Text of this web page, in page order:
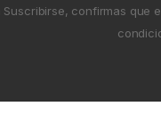
confirmas que